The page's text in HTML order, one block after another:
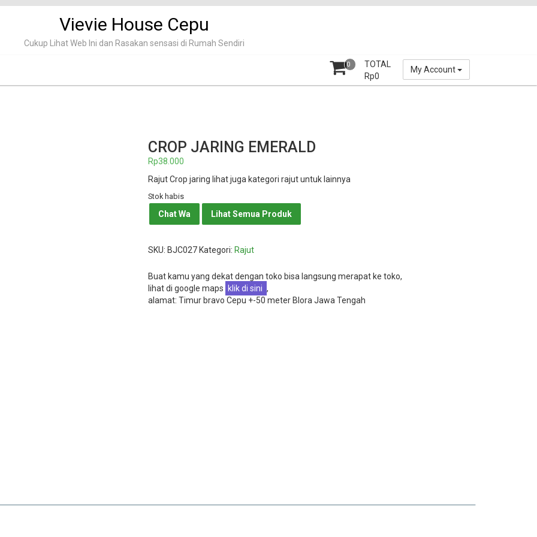
Vievie House Cepu
Cukup Lihat Web Ini dan Rasakan sensasi di Rumah Sendiri
My Account
0
TOTAL
Rp0
CROP JARING EMERALD
Rp38.000
Rajut Crop jaring lihat juga kategori rajut untuk lainnya
Stok habis
Chat Wa Lihat Semua Produk
SKU: BJC027 Kategori: Rajut
Buat kamu yang dekat dengan toko bisa langsung merapat ke toko,
lihat di google maps
klik di sini ,
alamat: Timur bravo Cepu +-50 meter Blora Jawa Tengah